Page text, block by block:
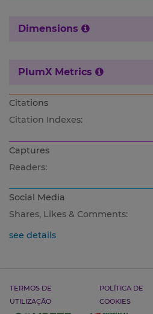
Dimensions
PlumX Metrics
Citations
Citation Indexes:
Captures
Readers:
Social Media
Shares, Likes & Comments:
see details
TERMOS DE
UTILIZAÇÃO
POLÍTICA DE
COOKIES